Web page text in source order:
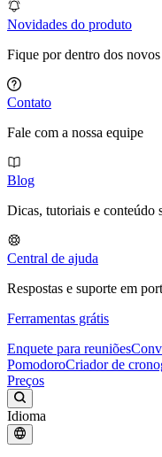
Novidades do produto
Fique por dentro dos
Contato
Fale com a nossa equipe
Blog
Dicas, tutoriais e conteúdo
Central de ajuda
Respostas e suporte em
Ferramentas grátis
Enquete para reuniões
PomodoroCriador de
Preços
Idioma